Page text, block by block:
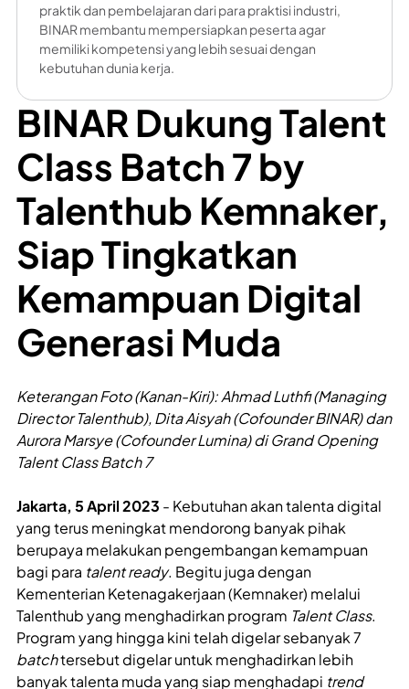
praktik dan pembelajaran dari para praktisi industri,
BINAR membantu mempersiapkan peserta agar
memiliki kompetensi yang lebih sesuai dengan
kebutuhan dunia kerja.
BINAR Dukung Talent
Class Batch 7 by
Talenthub Kemnaker,
Siap Tingkatkan
Kemampuan Digital
Generasi Muda
Keterangan Foto (Kanan-Kiri): Ahmad Luthfi (Managing
Director Talenthub), Dita Aisyah (Cofounder BINAR) dan
Aurora Marsye (Cofounder Lumina) di Grand Opening
Talent Class Batch 7
Jakarta, 5 April 2023 - Kebutuhan akan talenta digital
yang terus meningkat mendorong banyak pihak
berupaya melakukan pengembangan kemampuan
bagi para talent ready. Begitu juga dengan
Kementerian Ketenagakerjaan (Kemnaker) melalui
Talenthub yang menghadirkan program Talent Class.
Program yang hingga kini telah digelar sebanyak 7
batchtersebut digelar untuk menghadirkan lebih
banyak talenta muda yang siap menghadapi trend